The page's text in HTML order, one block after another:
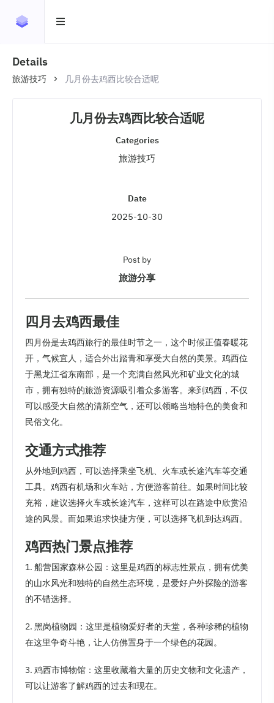
Details
旅游技巧 几月份去鸡西比较合适呢
几月份去鸡西比较合适呢
Categories
旅游技巧
Date
2025-10-30
Post by
旅游分享
四月去鸡西最佳
四月份是去鸡西旅行的最佳时节之一，这个时候正值春暖花
开，气候宜人，适合外出踏青和享受大自然的美景。鸡西位
于黑龙江省东南部，是一个充满自然风光和矿业文化的城
市，拥有独特的旅游资源吸引着众多游客。来到鸡西，不仅
可以感受大自然的清新空气，还可以领略当地特色的美食和
民俗文化。
交通方式推荐
从外地到鸡西，可以选择乘坐飞机、火车或长途汽车等交通
工具。鸡西有机场和火车站，方便游客前往。如果时间比较
充裕，建议选择火车或长途汽车，这样可以在路途中欣赏沿
途的风景。而如果追求快捷方便，可以选择飞机到达鸡西。
鸡西热门景点推荐
1. 船营国家森林公园：这里是鸡西的标志性景点，拥有优美
的山水风光和独特的自然生态环境，是爱好户外探险的游客
的不错选择。
2. 黑岗植物园：这里是植物爱好者的天堂，各种珍稀的植物
在这里争奇斗艳，让人仿佛置身于一个绿色的花园。
3. 鸡西市博物馆：这里收藏着大量的历史文物和文化遗产，
可以让游客了解鸡西的过去和现在。